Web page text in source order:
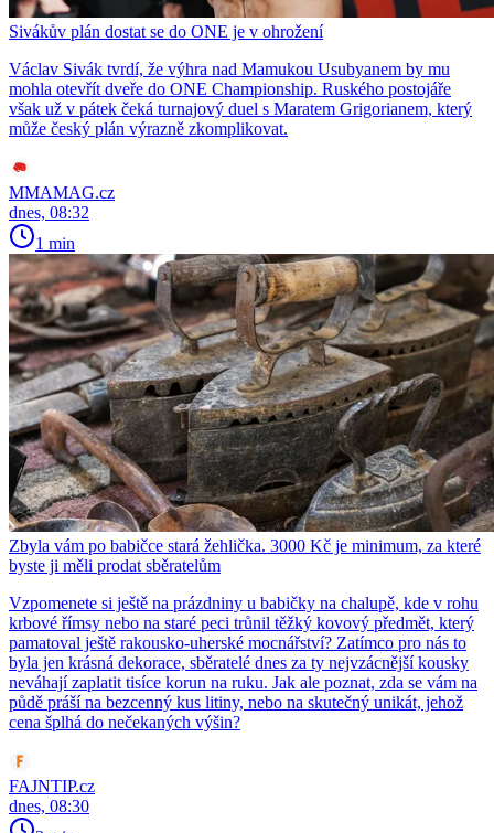
Sivákův plán dostat se do ONE je v ohrožení
Václav Sivák tvrdí, že výhra nad Mamukou Usubyanem by mu
mohla otevřít dveře do ONE Championship. Ruského postojáře
však už v pátek čeká turnajový duel s Maratem Grigorianem, který
může český plán výrazně zkomplikovat.
MMAMAG.cz
dnes, 08:32
1 min
Zbyla vám po babičce stará žehlička. 3000 Kč je minimum, za které
byste ji měli prodat sběratelům
Vzpomenete si ještě na prázdniny u babičky na chalupě, kde v rohu
krbové římsy nebo na staré peci trůnil těžký kovový předmět, který
pamatoval ještě rakousko-uherské mocnářství? Zatímco pro nás to
byla jen krásná dekorace, sběratelé dnes za ty nejvzácnější kousky
neváhají zaplatit tisíce korun na ruku. Jak ale poznat, zda se vám na
půdě práší na bezcenný kus litiny, nebo na skutečný unikát, jehož
cena šplhá do nečekaných výšin?
FAJNTIP.cz
dnes, 08:30